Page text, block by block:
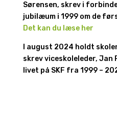
Sørensen, skrev i
jubilæum i 1999 om de
Det kan du læse her
I august 2024 holdt
skrev viceskoleleder, Jan
livet på SKF fra 1999 –